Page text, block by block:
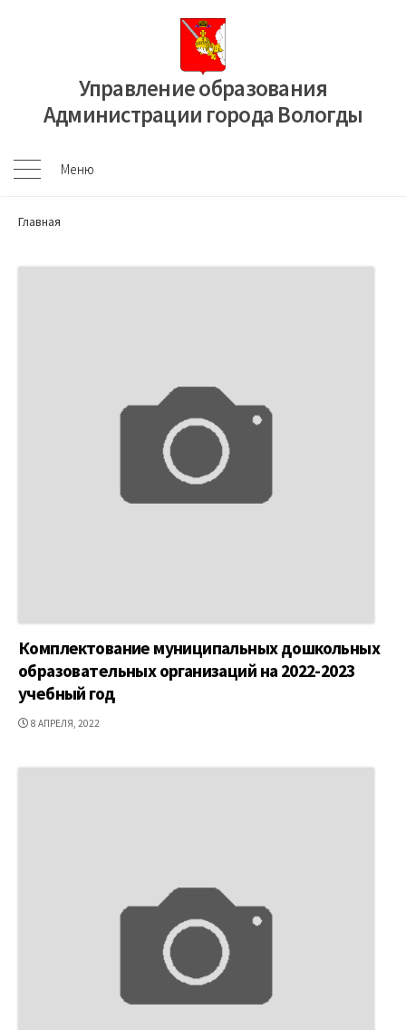
Управление образования
Администрации города Вологды
Меню
Меню
Главная
Комплектование муниципальных дошкольных
образовательных организаций на 2022-2023
учебный год
ДАТА
8 АПРЕЛЯ, 2022